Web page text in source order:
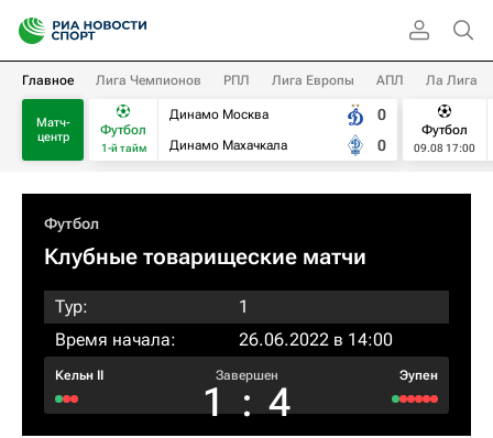
Главное Лига Чемпионов РПЛ Лига Европы АПЛ Ла Лига
Матч-
центр
Футбол
1-й тайм
Динамо Москва
Динамо Махачкала
0
0
Футбол
09.08 17:00
Футбол
Клубные товарищеские матчи
Тур:
1
Время начала:
26.06.2022 в 14:00
Кельн II Завершен
1 : 4
Эупен